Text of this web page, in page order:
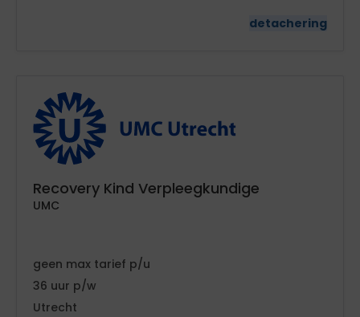
detachering
Recovery Kind Verpleegkundige
UMC
geen
tarief
36
Utrecht